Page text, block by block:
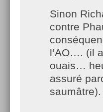
Sinon
contre
l’AO…. (il
ouais…
assuré
saumâtre).